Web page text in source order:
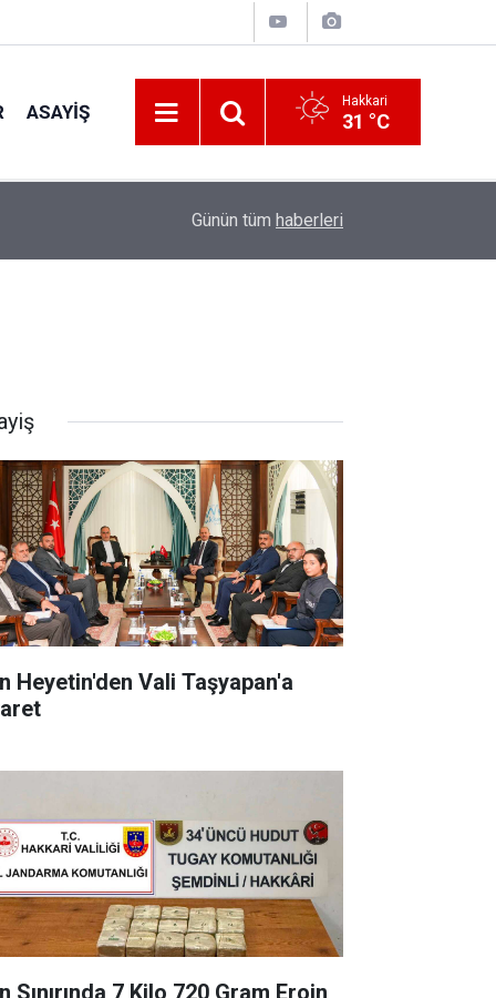
ASAYIŞ Hakkari
31 °C
AK Parti Heyetinden Başkan Fahri Şakar'a
Günün tüm haberleri
Heyetin'den Vali Taşyapan'a
Sınırında 7 Kilo 720 Gram Eroin